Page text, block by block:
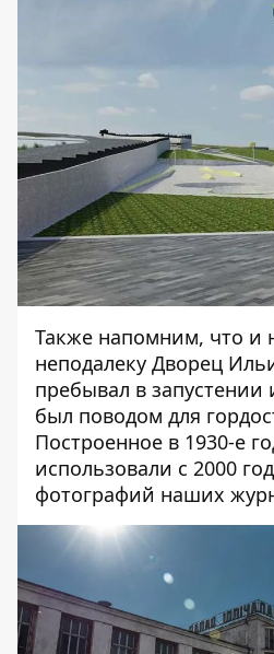
Также напомним, что и
неподалеку Дворец
пребывал в запустении
был поводом для
Построенное в 1930-е
использовали с 2000
фотографий наших